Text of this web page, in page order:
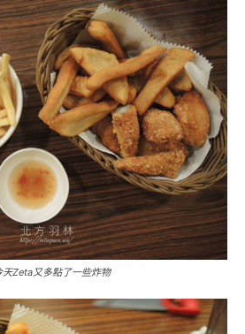
Zeta又多點了一些炸物